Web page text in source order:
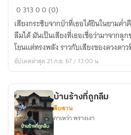
กาล
ลวง
ใน
เงา
ป่า
031300 (0)
เสียงกระซิบจากป่าที่เธอได้ยินในยามค่ำ
ลืมได้ มันเป็นเสียงที่เธอเชื่อว่ามาจากลู
โยนแต่ทรงพลัง ราวกับเสียงของดวงดา
อัปเดตล่าสุด 21 ก.ย. 67 / 13:00 น.
บ้านร้างที่ถูกลืม
สืบสวน
กาเหว่า พรางเงา